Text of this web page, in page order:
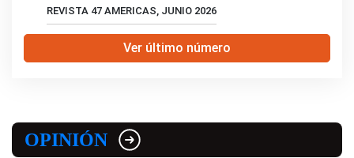
REVISTA 47 AMERICAS, JUNIO 2026
Ver último número
OPINIÓN